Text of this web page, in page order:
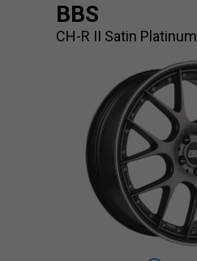
BBS
CH-R II Satin Platinum